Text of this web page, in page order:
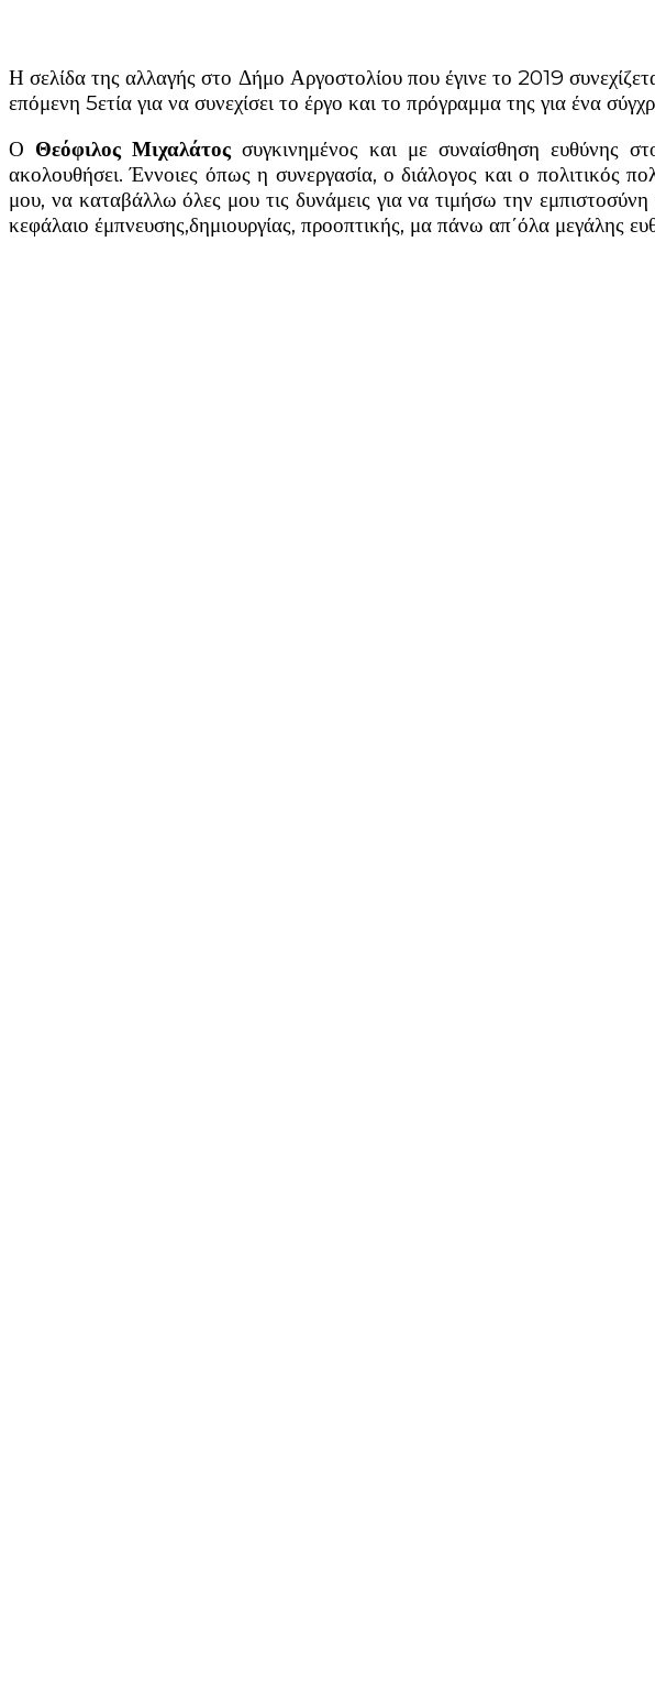
Η σελίδα της αλλαγής στο Δήμο Αργοστολίου που έγινε το 2019
επόμενη 5ετία για να συνεχίσει το έργο και το πρόγραμμα της για ένα
Ο Θεόφιλος Μιχαλάτος συγκινημένος και με συναίσθηση ευθύνης
ακολουθήσει. Έννοιες όπως η συνεργασία, ο διάλογος και ο πολιτικός
μου, να καταβάλλω όλες μου τις δυνάμεις για να τιμήσω την
κεφάλαιο έμπνευσης,δημιουργίας, προοπτικής, μα πάνω απ΄όλα μεγάλης